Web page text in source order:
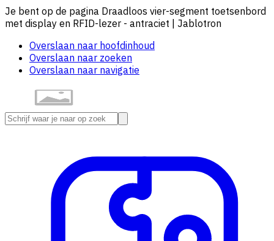
Je bent op de pagina Draadloos vier-segment toetsenbord
met display en RFID-lezer - antraciet | Jablotron
Overslaan naar hoofdinhoud
Overslaan naar zoeken
Overslaan naar navigatie